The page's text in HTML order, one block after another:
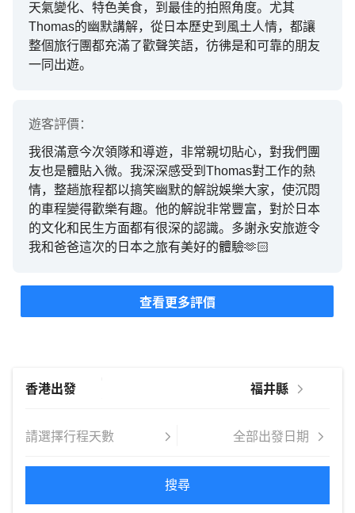
天氣變化、特色美食，到最佳的拍照角度。尤其
Thomas的幽默講解，從日本歷史到風土人情，都讓
整個旅行團都充滿了歡聲笑語，彷彿是和可靠的朋友
一同出遊。
遊客評價：
我很滿意今次領隊和導遊，非常親切貼心，對我們團
友也是體貼入微。我深深感受到Thomas對工作的熱
情，整趟旅程都以搞笑幽默的解說娛樂大家，使沉悶
的車程變得歡樂有趣。他的解說非常豐富，對於日本
的文化和民生方面都有很深的認識。多謝永安旅遊令
我和爸爸這次的日本之旅有美好的體驗🫶🏻
查看更多評價
搜尋